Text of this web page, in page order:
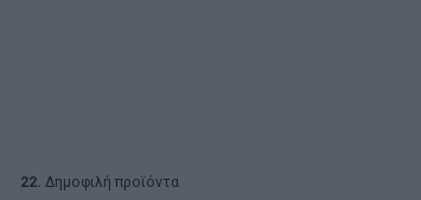
22. Δημοφιλή προϊόντα